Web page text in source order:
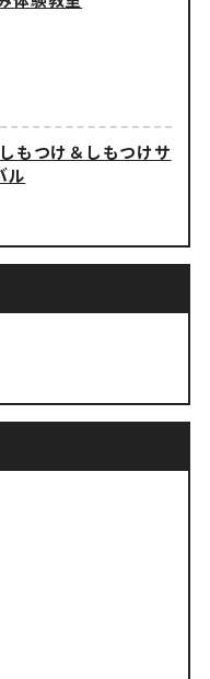
もつけ＆しもつけサ
ル